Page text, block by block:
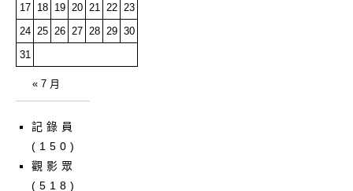
17
18 19 20 21 22
23
24
25 26 27 28 29 30
31
« 7 月
記錄員
(150)
觀影眾
(518)